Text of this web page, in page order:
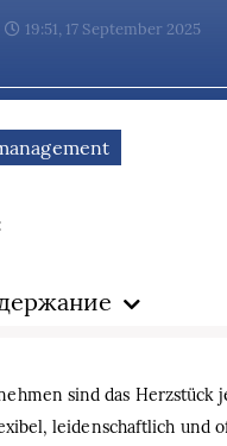
19:51, 17 September 2025
sind das Herzstück
leidenschaftlich und